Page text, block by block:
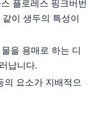
플로레스 핑크버번
이 생두의 특성이
을 용매로 하는 디
납니다.
요소가 지배적으